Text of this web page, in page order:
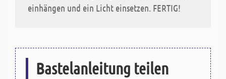
einhängen und ein Licht einsetzen. FERTIG!
Bastelanleitung teilen